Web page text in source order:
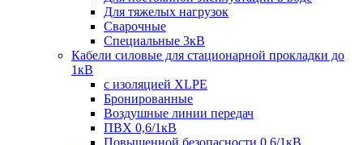
Для тяжелых нагрузок
Сварочные
Специальные 3кВ
Кабели силовые для стационарной прокладки до
1кВ
c изоляцией XLPE
Бронированные
Воздушные линии передач
ПВХ 0,6/1кВ
Повышенной безопасности 0,6/1кВ